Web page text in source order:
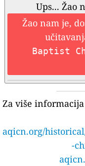
Ups... Žao
Žao nam je,
Baptist
Za više
aqicn.org/
-